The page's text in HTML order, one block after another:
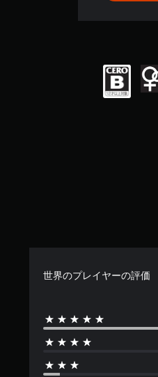
均
5
段
階
世界のプレイヤーの評価